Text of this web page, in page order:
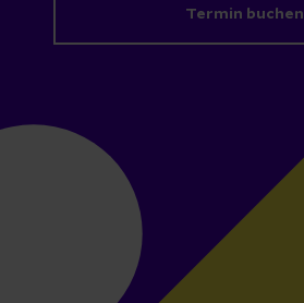
Termin buchen